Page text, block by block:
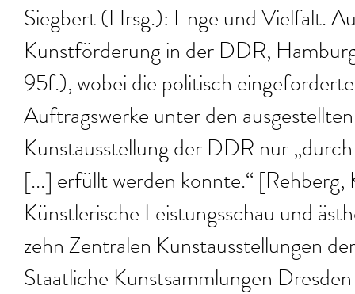
Siegbert (Hrsg.): Enge und Vielfalt.
Kunstförderung in der DDR,
95f.), wobei die politisch
Auftragswerke unter den
Kunstausstellung der DDR nur
[...] erfüllt werden konnte.“
Künstlerische Leistungsschau und
zehn Zentralen Kunstausstellungen
Staatliche Kunstsammlungen